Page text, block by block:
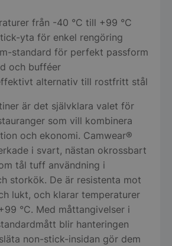
från -40 °C till +99 °C
yta för enkel rengöring
standard för perfekt passform
och bufféer
alternativ till rostfritt stål
är det självklara valet för
som vill kombinera
och ekonomi. Camwear®
i svart, nästan okrossbart
tål tuff användning i
storkök. De är resistenta mot
lukt, och klarar temperaturer
°C. Med måttangivelser i
blir hanteringen
non-stick-insidan gör dem